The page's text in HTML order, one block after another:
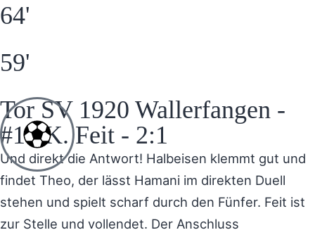
64'
59'
Tor SV 1920 Wallerfangen -
#14 K. Feit - 2:1
Und direkt die Antwort! Halbeisen klemmt gut und
findet Theo, der lässt Hamani im direkten Duell
stehen und spielt scharf durch den Fünfer. Feit ist
zur Stelle und vollendet. Der Anschluss